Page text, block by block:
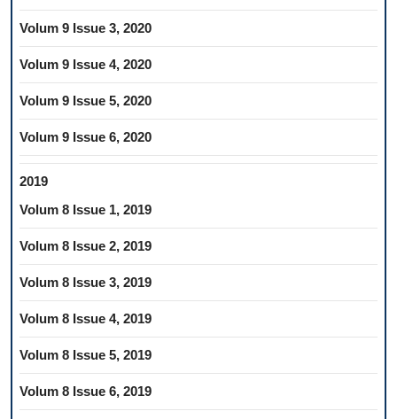
Volum 9 Issue 3, 2020
Volum 9 Issue 4, 2020
Volum 9 Issue 5, 2020
Volum 9 Issue 6, 2020
2019
Volum 8 Issue 1, 2019
Volum 8 Issue 2, 2019
Volum 8 Issue 3, 2019
Volum 8 Issue 4, 2019
Volum 8 Issue 5, 2019
Volum 8 Issue 6, 2019